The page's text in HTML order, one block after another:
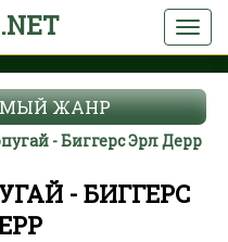
ЖАНР
- Биггерс Эрл Дерр
- БИГГЕРС